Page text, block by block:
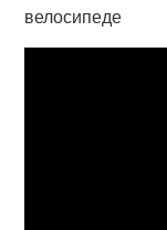
велосипеде